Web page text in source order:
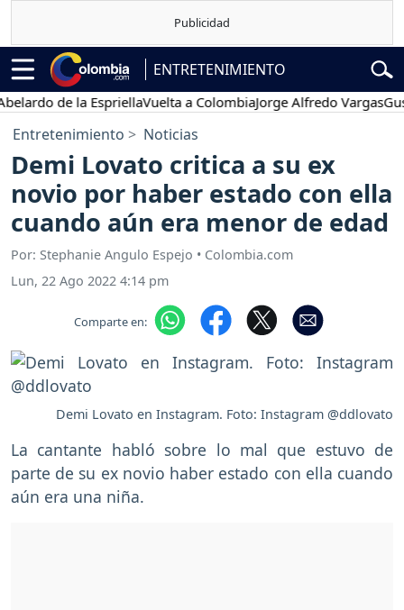
ENTRETENIMIENTO
de la EspriellaVuelta a ColombiaJorge Alfredo VargasGustavo
Entretenimiento Noticias
Demi Lovato critica a su ex
novio por haber estado con ella
cuando aún era menor de edad
Por: Stephanie Angulo Espejo • Colombia.com
Lun, 22 Ago 2022 4:14 pm
Comparte en:
Demi Lovato en Instagram. Foto: Instagram @ddlovato
La cantante habló sobre lo mal que estuvo de
parte de su ex novio haber estado con ella cuando
aún era una niña.